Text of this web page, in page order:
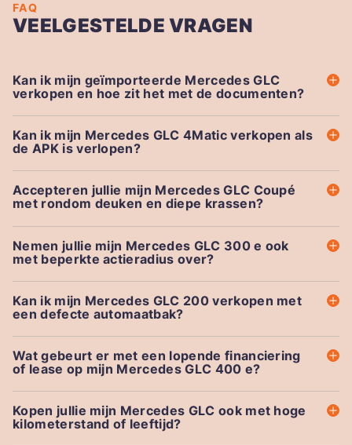
FAQ
VEELGESTELDE VRAGEN
Kan ik mijn geïmporteerde Mercedes GLC
verkopen en hoe zit het met de documenten?
Kan ik mijn Mercedes GLC 4Matic verkopen als
de APK is verlopen?
Accepteren jullie mijn Mercedes GLC Coupé
met rondom deuken en diepe krassen?
Nemen jullie mijn Mercedes GLC 300 e ook
met beperkte actieradius over?
Kan ik mijn Mercedes GLC 200 verkopen met
een defecte automaatbak?
Wat gebeurt er met een lopende financiering
of lease op mijn Mercedes GLC 400 e?
Kopen jullie mijn Mercedes GLC ook met hoge
kilometerstand of leeftijd?